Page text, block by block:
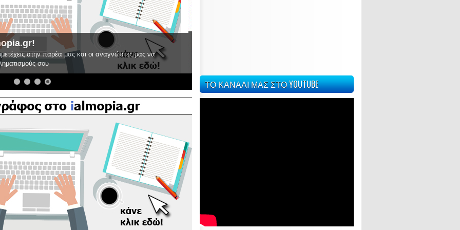
Στόχος μας η ουσιαστική και ολιστική
ΤΟ ΚΑΝΑΛΙ ΜΑΣ ΣΤΟ YOUTUBE